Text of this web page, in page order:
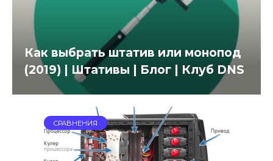
Как выбрать штатив или монопод
(2019) | Штативы | Блог | Клуб DNS
СРАВНЕНИЯ